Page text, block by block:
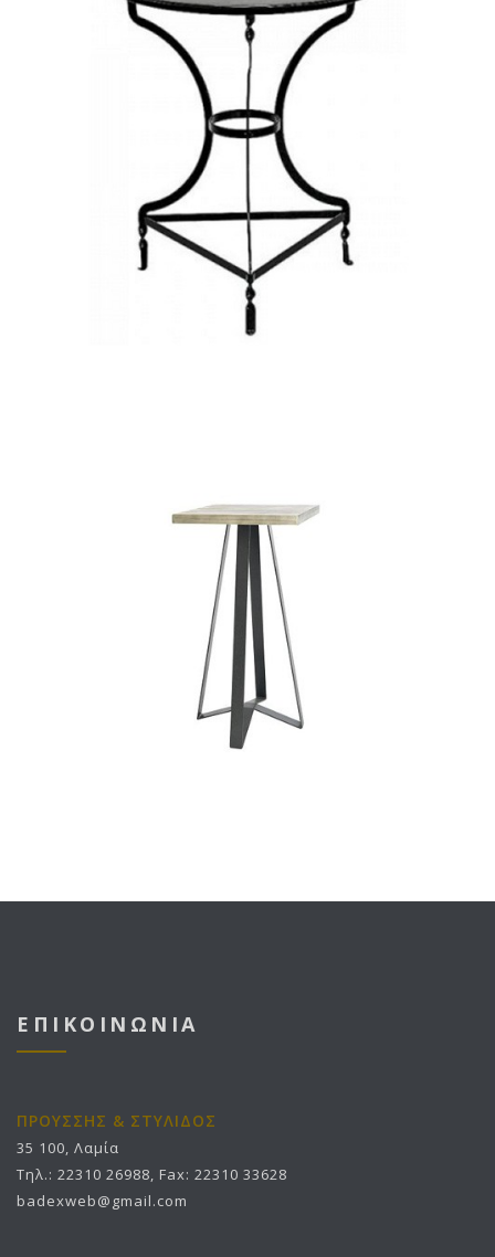
ΠΑΡΑΔΟΣΙΑΚΟ
ΦΑΡΑΩ
ΕΠΙΚΟΙΝΩΝΙΑ
ΠΡΟΥΣΣΗΣ & ΣΤΥΛΙΔΟΣ
35 100, Λαμία
Τηλ.: 22310 26988, Fax: 22310 33628
badexweb@gmail.com